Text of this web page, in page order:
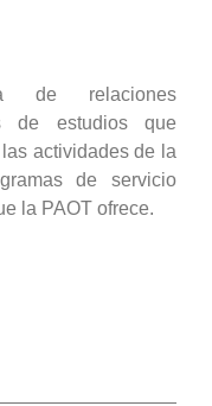
de relaciones
de estudios que
actividades de la
de servicio
la PAOT ofrece.